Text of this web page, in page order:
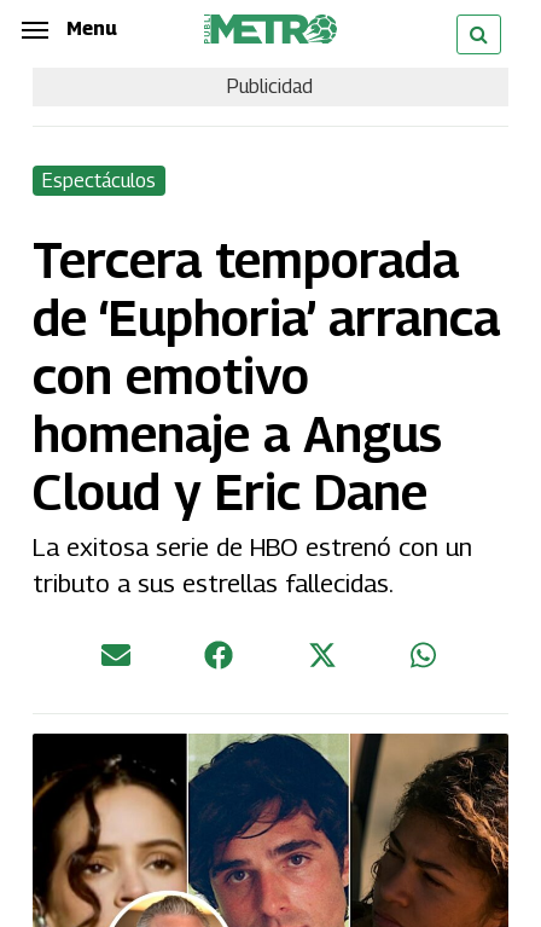
Skip
content
Menu
Publicidad
Espectáculos
Tercera temporada
de ‘Euphoria’ arranca
con emotivo
homenaje a Angus
Cloud y Eric Dane
La exitosa serie de HBO estrenó con un
tributo a sus estrellas fallecidas.
Menu